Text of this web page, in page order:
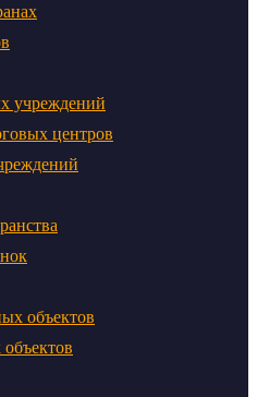
учреждений
центров
объектов